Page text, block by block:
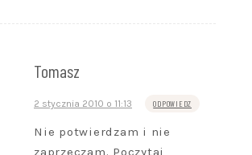
Tomasz
2 stycznia 2010 o 11:13 ODPOWIEDZ
Nie potwierdzam i nie
zaprzeczam. Poczytaj